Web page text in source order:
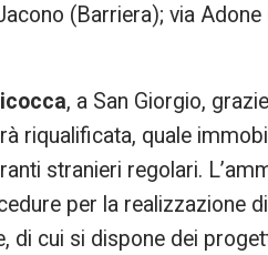
(Barriera); via
, a San Giorgio,
riqualificata, quale
stranieri regolari.
per la realizzazione
di cui si dispone dei